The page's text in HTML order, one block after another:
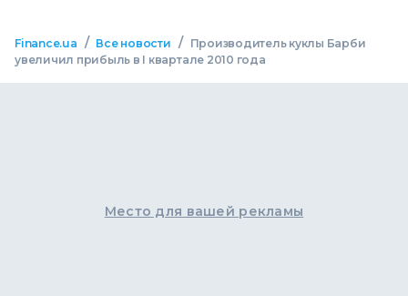
Finance.ua / Все новости /
Производитель куклы Барби
увеличил прибыль в I квартале 2010 года
Место для вашей рекламы